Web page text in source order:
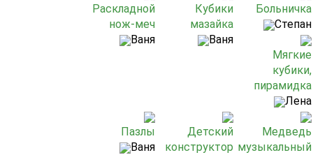
Раскладной
нож-меч
Ваня
Кубики
мазайка
Ваня
Больничка
Степан
Мягкие
кубики,
пирамидка
Лена
Пазлы
Ваня
Детский
конструктор
Медведь
музыкальный